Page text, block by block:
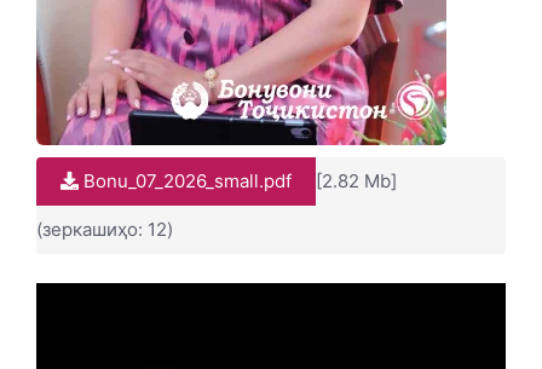
Bonu_07_2026_small.pdf [2.82 Mb]
(зеркашиҳо: 12)